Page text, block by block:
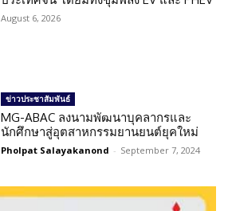
August 6, 2026
ข่าวประชาสัมพันธ์
MG-ABAC ลงนามพัฒนาบุคลากรและ
นักศึกษาสู่อุตสาหกรรมยานยนต์ยุคใหม่
Pholpat Salayakanond - September 7, 2024